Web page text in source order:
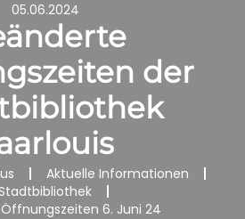
05.06.2024
der
Aktuelle Informationen
Stadtbibliothek
6. Juni 24